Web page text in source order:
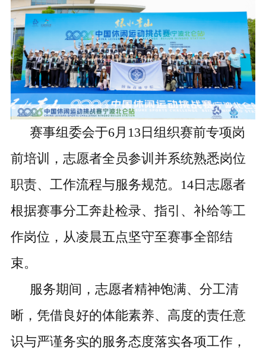
赛事组委会于6月13日组织赛前专项岗
前培训，志愿者全员参训 并系统熟悉岗位
职责、工作流程与服务规范。 14日志愿者
根据赛事分工奔赴检录、指引、 补给等工
作岗位 ， 从凌晨五点坚守至赛事全部结
束。
服务期间，志愿者精神饱满、 分工清
晰，凭借良好的体能素养、高度的责任意
识与严谨务实的服务态度落实各项工作，